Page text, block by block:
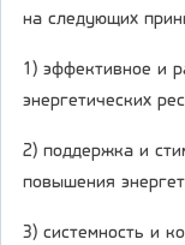
на следующих
1) эффективное и
энергетических
2) поддержка и
повышения
3) системность и